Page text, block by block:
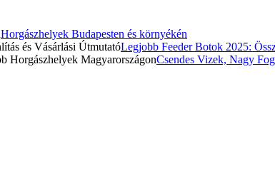
Horgászhelyek Budapesten és környékén
Legjobb Feeder Botok 2025:
Csendes Vizek, Nagy